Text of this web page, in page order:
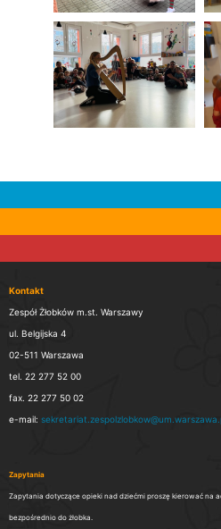
Kontakt
Zespół Żłobków m.st. Warszawy
ul. Belgijska 4
02-511 Warszawa
tel. 22 277 52 00
fax. 22 277 50 02
e-mail:
Zapytania
Zapytania dotyczące opieki nad dziećmi proszę kierować na
bezpośrednio do żłobka.